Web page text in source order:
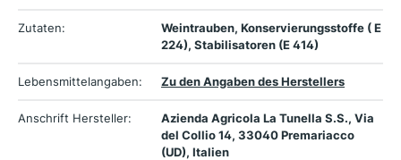
Zutaten:
Weintrauben, Konservierungsstoffe ( E
224), Stabilisatoren (E 414)
Lebensmittelangaben: Zu den Angaben des Herstellers
Anschrift Hersteller:
Azienda Agricola La Tunella S.S., Via
del Collio 14, 33040 Premariacco
(UD), Italien